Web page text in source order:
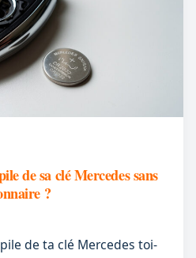
de sa clé Mercedes sans
?
de ta clé Mercedes toi-